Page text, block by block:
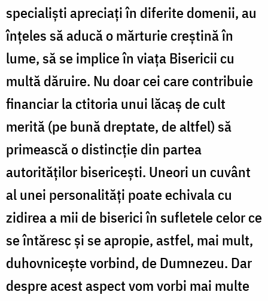
specialişti apreciaţi în diferite domenii, au
înţeles să aducă o mărturie creştină în
lume, să se implice în viaţa Bisericii cu
multă dăruire. Nu doar cei care contribuie
financiar la ctitoria unui lăcaş de cult
merită (pe bună dreptate, de altfel) să
primească o distincţie din partea
autorităţilor bisericeşti. Uneori un cuvânt
al unei personalităţi poate echivala cu
zidirea a mii de biserici în sufletele celor ce
se întăresc şi se apropie, astfel, mai mult,
duhovniceşte vorbind, de Dumnezeu. Dar
despre acest aspect vom vorbi mai multe